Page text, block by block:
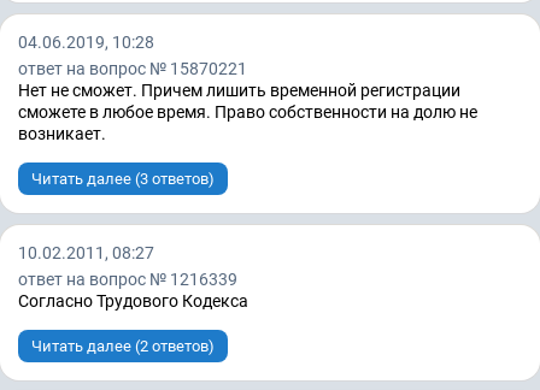
04.06.2019, 10:28
ответ на вопрос № 15870221
Нет не сможет. Причем лишить временной регистрации
сможете в любое время. Право собственности на долю не
возникает.
Читать далее (3 ответов)
10.02.2011, 08:27
ответ на вопрос № 1216339
Согласно Трудового Кодекса
Читать далее (2 ответов)